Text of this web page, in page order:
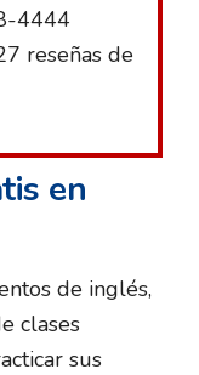
4444
reseñas de
en
de inglés,
clases
sus